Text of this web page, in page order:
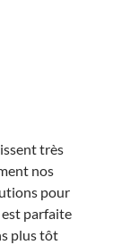
très
nos
pour
est parfaite
plus tôt